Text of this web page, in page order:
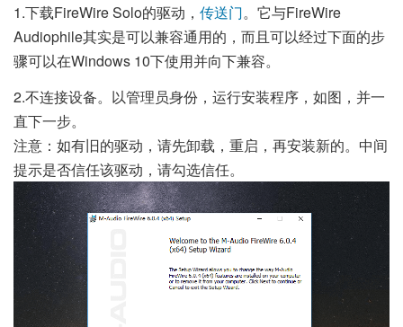
1.下载FireWire Solo的驱动， 传送门。它与FireWire
Audiophile其实是可以兼容通用的，而且可以经过下面的步
骤可以在Windows 10下使用并向下兼容。
2.不连接设备。以管理员身份，运行安装程序，如图，并一
直下一步。
注意：如有旧的驱动，请先卸载，重启，再安装新的。中间
提示是否信任该驱动，请勾选信任。